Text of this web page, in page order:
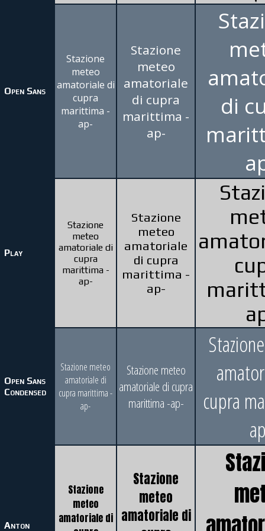
Open Sans
Stazione
meteo
amatoriale di
cupra
marittima -
ap-
Stazione
meteo
amatoriale
di cupra
marittima -
ap-
di
Play
Stazione
meteo
amatoriale di
cupra
marittima -
ap-
Stazione
meteo
amatoriale
di cupra
marittima -
ap-
Open Sans
Condensed
Stazione meteo
amatoriale di
cupra marittima -
ap-
Stazione meteo
amatoriale di cupra
marittima -ap-
cupra
Anton
Stazione
meteo
amatoriale di
Stazione
meteo
amatoriale di